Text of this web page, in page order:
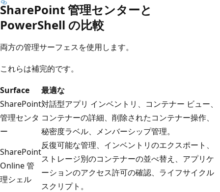
SharePoint 管理センターと
PowerShell の比較
両方の管理サーフェスを使用します。
これらは補完的です。
Surface
最適な
SharePoint
管理センタ
ー
対話型アプリ インベントリ、コンテナー ビュー、
コンテナーの詳細、削除されたコンテナー操作、
秘密度ラベル、メンバーシップ管理。
SharePoint
Online 管
理シェル
反復可能な管理、インベントリのエクスポート、
ストレージ別のコンテナーの並べ替え、アプリケ
ーションのアクセス許可の確認、ライフサイクル
スクリプト。